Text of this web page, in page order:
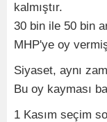
kalmıştır.
30 bin ile 50 bin
MHP'ye oy
Siyaset, aynı
Bu oy kayması
1 Kasım seçim